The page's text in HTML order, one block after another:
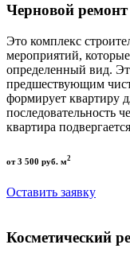
Черновой ремонт
Это комплекс
мероприятий,
определенный вид.
предшествующим
формирует квартиру
последовательность
квартира
от 3 500 руб. м2
Оставить заявку
Косметический